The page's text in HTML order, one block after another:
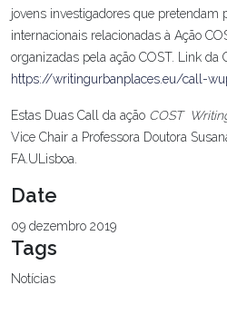
jovens investigadores que pretendam
internacionais relacionadas à Ação
organizadas pela ação COST. Link da
https://writingurbanplaces.eu/call-
Estas Duas Call da ação COST
Vice Chair a Professora Doutora
FA.ULisboa.
Date
09 dezembro 2019
Tags
Notícias